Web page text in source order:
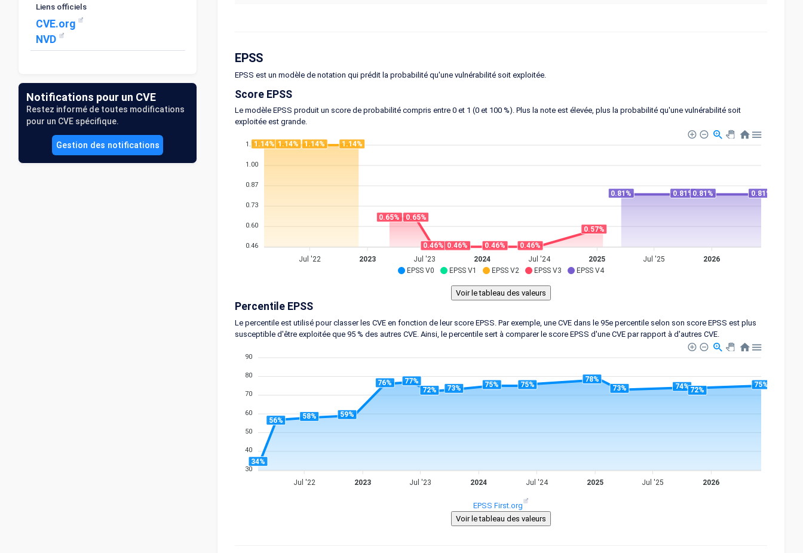
Liens officiels
CVE.org
NVD
Notifications pour un CVE
Restez informé de toutes modifications
pour un CVE spécifique.
Gestion des notifications
EPSS
EPSS est un modèle de notation qui prédit la probabilité qu'une vulnérabilité soit exploitée.
Score EPSS
Le modèle EPSS produit un score de probabilité compris entre 0 et 1 (0 et 100 %). Plus la note est élevée, plus la probabilité qu'une vulnérabilité soit
exploitée est grande.
EPSS V0 EPSS V1 EPSS V2 EPSS V3 EPSS V4
1.14
1.00
0.87
0.73
0.60
0.46
1.14% 1.14% 1.14% 1.14%
0.65% 0.65%
0.46% 0.46% 0.46% 0.46%
0.57%
0.81% 0.81%0.81% 0.81%
Jul '22 2023 Jul '23 2024 Jul '24 2025 Jul '25 2026
Percentile EPSS
Le percentile est utilisé pour classer les CVE en fonction de leur score EPSS. Par exemple, une CVE dans le 95e percentile selon son score EPSS est plus
susceptible d'être exploitée que 95 % des autres CVE. Ainsi, le percentile sert à comparer le score EPSS d'une CVE par rapport à d'autres CVE.
90
80
70
60
50
40
30
34%
56% 58% 59%
76%
77%
72%
73% 75% 75%
78%
73%
74%72%
75%
Jul '22 2023 Jul '23 2024 Jul '24 2025 Jul '25 2026
EPSS First.org